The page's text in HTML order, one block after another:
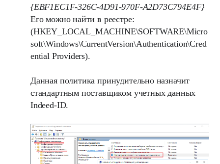
{EBF1EC1F-326C-4D91-970F-A2D73C794E4F}
Его можно найти в реестре:
(HKEY_LOCAL_MACHINE\SOFTWARE\Micro
soft\Windows\CurrentVersion\Authentication\Cred
ential Providers).
Данная политика принудительно назначит
стандартным поставщиком учетных данных
Indeed-ID.